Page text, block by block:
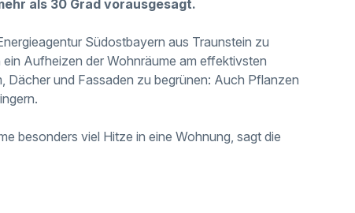
als 30 Grad vorausgesagt.
Südostbayern aus Traunstein zu
Aufheizen der Wohnräume am effektivsten
und Fassaden zu begrünen: Auch Pflanzen
besonders viel Hitze in eine Wohnung, sagt die